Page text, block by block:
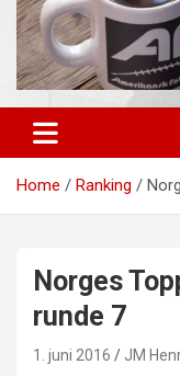
Home Ranking
Norges
runde 7
1. juni 2016 JM